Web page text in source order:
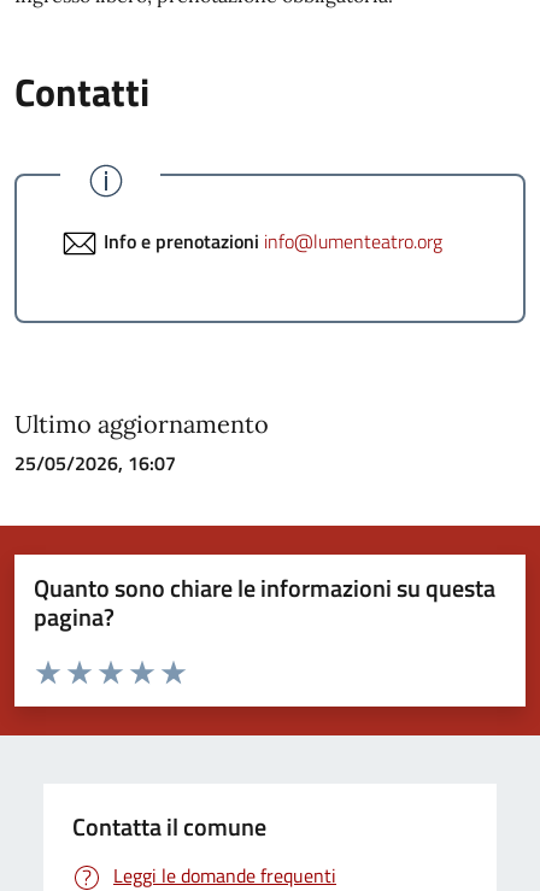
Contatti
Info e prenotazioni info@lumenteatro.org
Ultimo aggiornamento
25/05/2026, 16:07
Quanto sono chiare le informazioni su questa
pagina?
Valuta da 1 a 5 stelle la pagina
Valuta 5 stelle su 5
Valuta 4 stelle su 5
Valuta 3 stelle su 5
Valuta 2 stelle su 5
Valuta 1 stelle su 5
Contatta il comune
Leggi le domande frequenti